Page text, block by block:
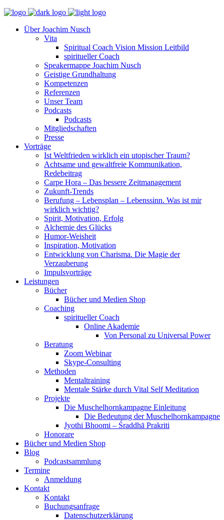
Über Joachim Nusch
Vita
Spiritual Coach Vision Mission Leitbild
spiritueller Coach
Speakermappe Joachim Nusch
Geistige Grundhaltung
Kompetenzen
Referenzen
Unser Team
Podcasts
Podcasts
Mitgliedschaften
Presse
Vorträge
Ist Weltfrieden wirklich ein utopischer Traum?
Achtsame und gewaltfreie Kommunikation,
Redebeitrag
Carpe Hora – Das bessere Zeitmanagement
Zukunft-Trends
Berufung – Lebensplan – Lebenssinn. Was ist mir
wirklich wichtig?
Spirit, Motivation, Erfolg
Alchemie des Glücks
Humor-Weisheit
Inspiration, Motivation
Entwicklung von Charisma. Die Magie der
Verzauberung
Impulsvorträge
Leistungen
Bücher
Bücher und Medien Shop
Coaching
spiritueller Coach
Online Akademie
Von Personal zu Universal Power
Beratung
Zoom Webinar
Skype-Consulting
Methoden
Mentaltraining
Mentale Stärke durch Vital Self Meditation
Projekte
Die Muschelhornkampagne Einleitung
Die Bedeutung der Muschelhornkampagne
Jyothi Bhoomi – Śraddhā Prakriti
Honorare
Bücher und Medien Shop
Blog
Podcastsammlung
Termine
Anmeldung
Kontakt
Kontakt
Buchungsanfrage
Datenschutzerklärung